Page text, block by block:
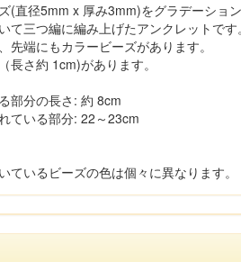
(直径5mm x 厚み3mm)をグラデーショ
て三つ編に編み上げたアンクレットです。
先端にもカラービーズがあります。
長さ約 1cm)があります。
部分の長さ: 約 8cm
ている部分: 22～23cm
ているビーズの色は個々に異なります。